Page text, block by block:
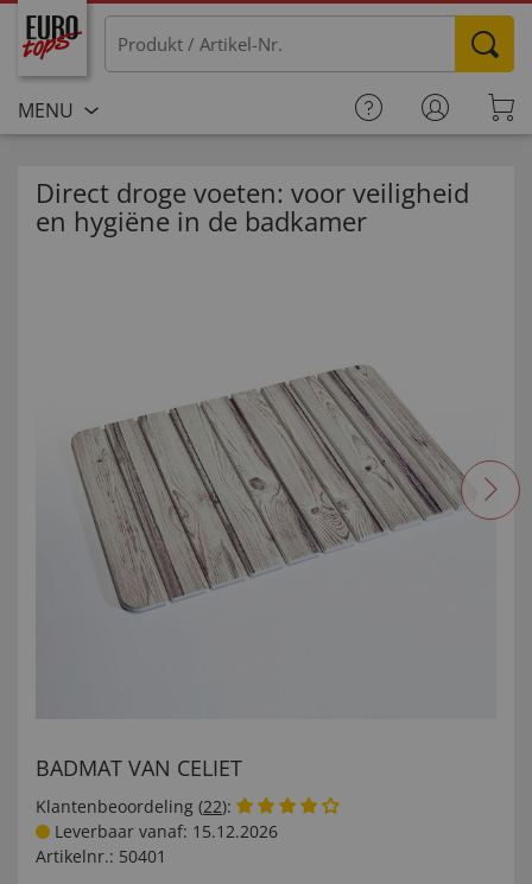
MENU
Direct droge voeten: voor veiligheid
en hygiëne in de badkamer
BADMAT VAN CELIET
Klantenbeoordeling (22):
Leverbaar vanaf: 15.12.2026
Artikelnr.: 50401